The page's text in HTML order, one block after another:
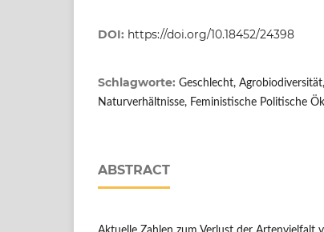
DOI: https://doi.org/10.18452/24398
Schlagworte: Geschlecht,
Naturverhältnisse, Feministische Politische
ABSTRACT